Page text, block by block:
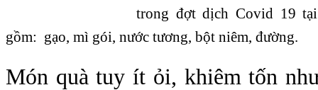
trong đợt dịch Covid 19
gồm: gạo, mì gói, nước tương, bột niêm, đường.
Món quà tuy ít ỏi, khiêm tốn